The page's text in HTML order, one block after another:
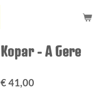
Kopar - A Gere
€ 41,00